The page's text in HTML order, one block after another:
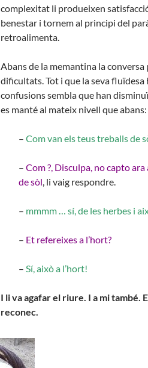
complexitat li produeixen
benestar i tornem al principi del
retroalimenta.
Abans de la memantina la
dificultats. Tot i que la seva
confusions sembla que han
es manté al mateix nivell que abans:
– Com van els teus treballs de
– Com ?, Disculpa, no capto
de sòl, li vaig respondre.
– mmmm … sí, de les herbes i
– Et refereixes a l’hort?
– Sí, això a l’hort!
I li va agafar el riure. I a mi també.
reconec.